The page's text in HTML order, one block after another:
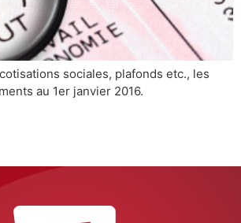
sociales, plafonds etc., les
au 1er janvier 2016.